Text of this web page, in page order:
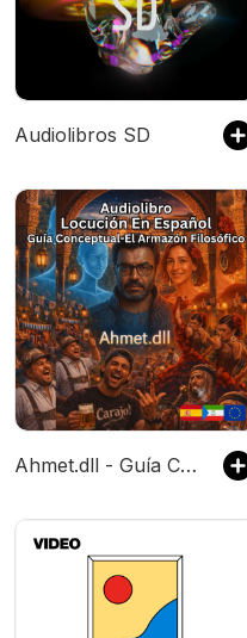
Audiolibros SD
Ahmet.dll - Guía Conceptual/El Armazón Filosófico - Locución En Español Audiolibro - 🇪🇸🇬🇶🇪🇺